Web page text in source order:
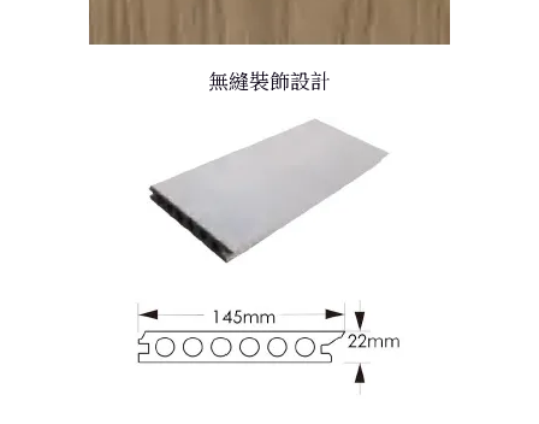
無縫裝飾設計